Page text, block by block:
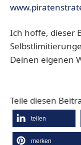
Ich hoffe, dieser
Deinen eigenen
Teile diesen
teilen
merken